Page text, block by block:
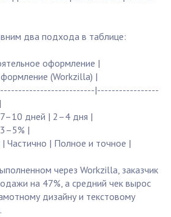
два подхода в таблице:
оформление |
(Workzilla) |
|-----------------
дней | 2–4 дня |
|
| Частично | Полное и точное |
через Workzilla, заказчик
на 47%, а средний чек вырос
дизайну и текстовому